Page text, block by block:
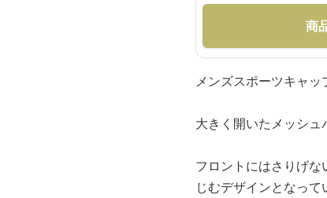
商
メンズスポーツキャッ
大きく開いたメッシュ
フロントにはさりげ
じむデザインとなって